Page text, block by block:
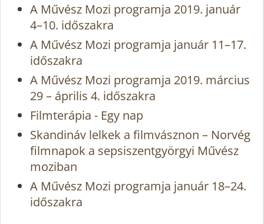
A Művész Mozi programja 2019. január
4–10. időszakra
A Művész Mozi programja január 11–17.
időszakra
A Művész Mozi programja 2019. március
29 – április 4. időszakra
Filmterápia - Egy nap
Skandináv lelkek a filmvásznon – Norvég
filmnapok a sepsiszentgyörgyi Művész
moziban
A Művész Mozi programja január 18–24.
időszakra